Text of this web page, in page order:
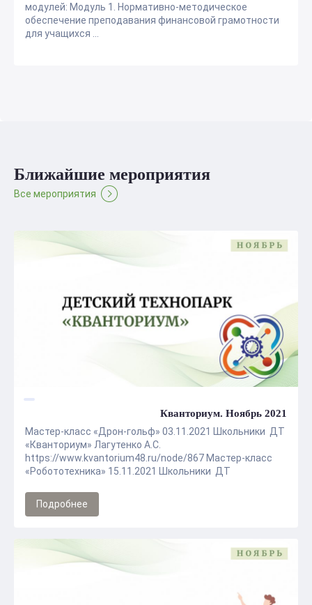
модулей: Модуль 1. Нормативно-методическое
обеспечение преподавания финансовой грамотности
для учащихся ...
Ближайшие мероприятия
Все мероприятия
Кванториум. Ноябрь 2021
Мастер-класс «Дрон-гольф» 03.11.2021 Школьники ДТ
«Кванториум» Лагутенко А.С.
https://www.kvantorium48.ru/node/867 Мастер-класс
«Робототехника» 15.11.2021 Школьники ДТ
Подробнее